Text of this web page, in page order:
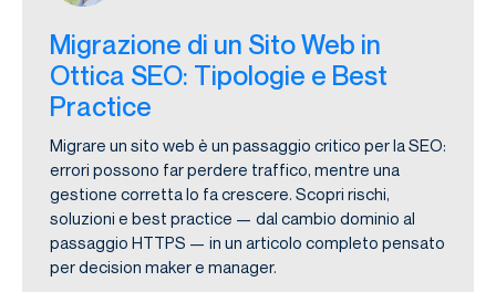
Migrazione di un Sito Web in
Ottica SEO: Tipologie e Best
Practice
Migrare un sito web è un passaggio critico per la SEO:
errori possono far perdere traffico, mentre una
gestione corretta lo fa crescere. Scopri rischi,
soluzioni e best practice — dal cambio dominio al
passaggio HTTPS — in un articolo completo pensato
per decision maker e manager.